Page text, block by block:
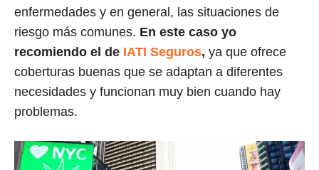
enfermedades y en general, las situaciones de
riesgo más comunes. En este caso yo
recomiendo el de IATI Seguros, ya que ofrece
coberturas buenas que se adaptan a diferentes
necesidades y funcionan muy bien cuando hay
problemas.